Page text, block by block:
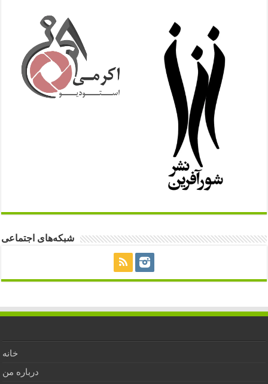
شبکه‌های اجتماعی
خانه
درباره من